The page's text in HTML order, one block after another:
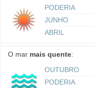
PODERIA
JUNHO
ABRIL
O mar mais quente:
OUTUBRO
PODERIA